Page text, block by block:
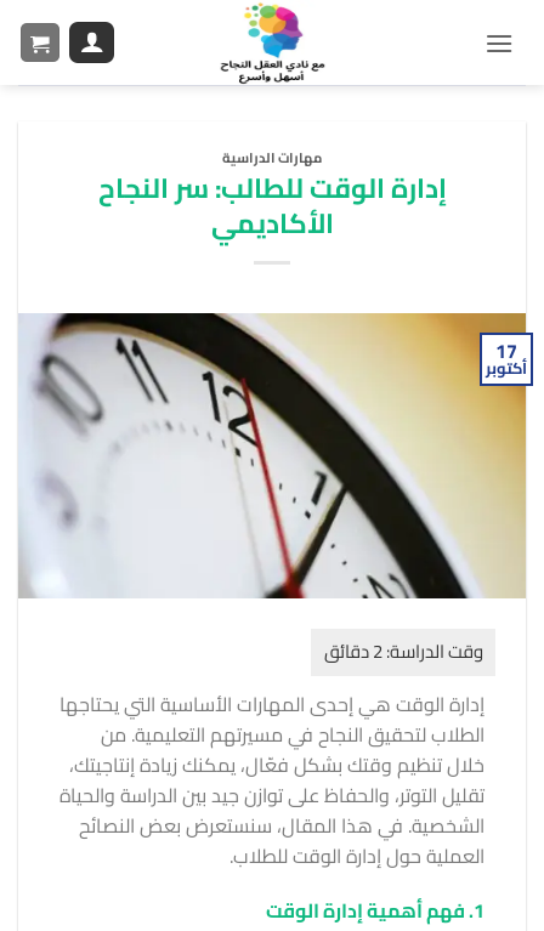
مهارات الدراسية
إدارة الوقت للطالب: سر النجاح
الأكاديمي
17
أكتوبر
إدارة الوقت هي إحدى المهارات الأساسية التي يحتاجها
الطلاب لتحقيق النجاح في مسيرتهم التعليمية. من
خلال تنظيم وقتك بشكل فعّال، يمكنك زيادة إنتاجيتك،
تقليل التوتر، والحفاظ على توازن جيد بين الدراسة والحياة
الشخصية. في هذا المقال، سنستعرض بعض النصائح
العملية حول إدارة الوقت للطلاب.
1. فهم أهمية إدارة الوقت